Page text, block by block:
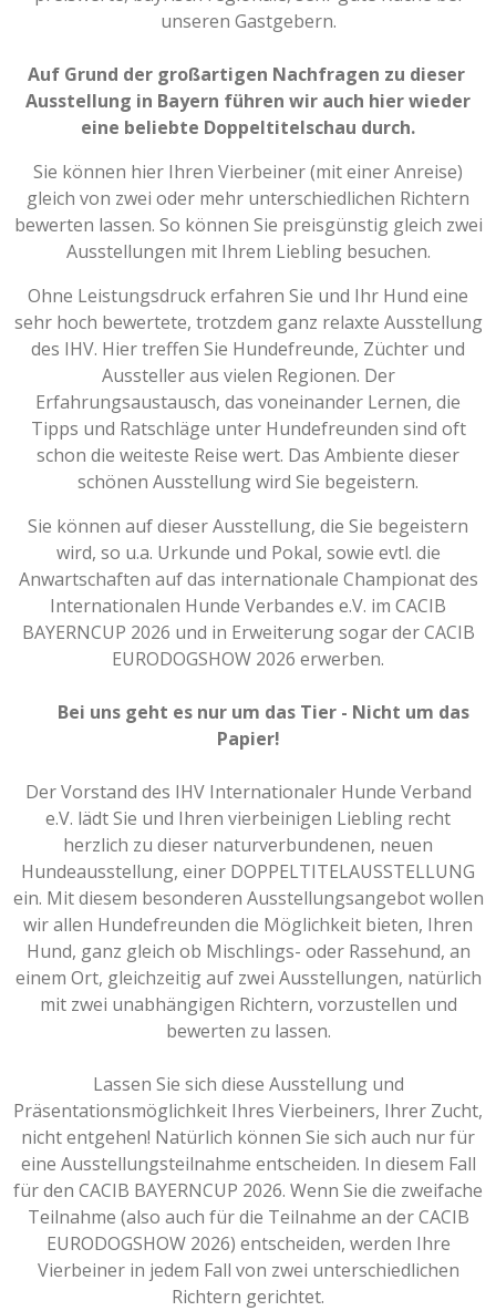
unseren Gastgebern.
Auf Grund der großartigen Nachfragen zu dieser
Ausstellung in Bayern führen wir auch hier wieder
eine beliebte Doppeltitelschau durch.
Sie können hier Ihren Vierbeiner (mit einer Anreise)
gleich von zwei oder mehr unterschiedlichen Richtern
bewerten lassen. So können Sie preisgünstig gleich zwei
Ausstellungen mit Ihrem Liebling besuchen.
Ohne Leistungsdruck erfahren Sie und Ihr Hund eine
sehr hoch bewertete, trotzdem ganz relaxte Ausstellung
des IHV. Hier treffen Sie Hundefreunde, Züchter und
Aussteller aus vielen Regionen. Der
Erfahrungsaustausch, das voneinander Lernen, die
Tipps und Ratschläge unter Hundefreunden sind oft
schon die weiteste Reise wert. Das Ambiente dieser
schönen Ausstellung wird Sie begeistern.
Sie können auf dieser Ausstellung, die Sie begeistern
wird, so u.a. Urkunde und Pokal, sowie evtl. die
Anwartschaften auf das internationale Championat des
Internationalen Hunde Verbandes e.V. im CACIB
BAYERNCUP 2026 und in Erweiterung sogar der CACIB
EURODOGSHOW 2026 erwerben.
Bei uns geht es nur um das Tier - Nicht um das
Papier!
Der Vorstand des IHV Internationaler Hunde Verband
e.V. lädt Sie und Ihren vierbeinigen Liebling recht
herzlich zu dieser naturverbundenen, neuen
Hundeausstellung, einer DOPPELTITELAUSSTELLUNG
ein. Mit diesem besonderen Ausstellungsangebot wollen
wir allen Hundefreunden die Möglichkeit bieten, Ihren
Hund, ganz gleich ob Mischlings- oder Rassehund, an
einem Ort, gleichzeitig auf zwei Ausstellungen, natürlich
mit zwei unabhängigen Richtern, vorzustellen und
bewerten zu lassen.
Lassen Sie sich diese Ausstellung und
Präsentationsmöglichkeit Ihres Vierbeiners, Ihrer Zucht,
nicht entgehen! Natürlich können Sie sich auch nur für
eine Ausstellungsteilnahme entscheiden. In diesem Fall
für den CACIB BAYERNCUP 2026. Wenn Sie die zweifache
Teilnahme (also auch für die Teilnahme an der CACIB
EURODOGSHOW 2026) entscheiden, werden Ihre
Vierbeiner in jedem Fall von zwei unterschiedlichen
Richtern gerichtet.